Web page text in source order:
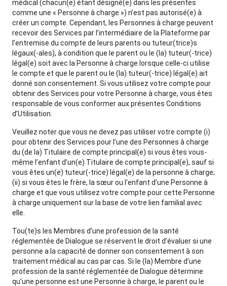
médical (chacun(e) étant désigné(e) dans les présentes
comme une « Personne à charge ») n’est pas autorisé(e) à
créer un compte. Cependant, les Personnes à charge peuvent
recevoir des Services par l’intermédiaire de la Plateforme par
l’entremise du compte de leurs parents ou tuteur(trice)s
légaux(-ales), à condition que le parent ou le (la) tuteur(-trice)
légal(e) soit avec la Personne à charge lorsque celle-ci utilise
le compte et que le parent ou le (la) tuteur(-trice) légal(e) ait
donné son consentement. Si vous utilisez votre compte pour
obtenir des Services pour votre Personne à charge, vous êtes
responsable de vous conformer aux présentes Conditions
d’Utilisation.
Veuillez noter que vous ne devez pas utiliser votre compte (i)
pour obtenir des Services pour l’une des Personnes à charge
du (de la) Titulaire de compte principal(e) si vous êtes vous-
même l’enfant d’un(e) Titulaire de compte principal(e), sauf si
vous êtes un(e) tuteur(-trice) légal(e) de la personne à charge;
(ii) si vous êtes le frère, la sœur ou l’enfant d’une Personne à
charge et que vous utilisez votre compte pour cette Personne
à charge uniquement sur la base de votre lien familial avec
elle.
Tou(te)s les Membres d’une profession de la santé
réglementée de Dialogue se réservent le droit d’évaluer si une
personne a la capacité de donner son consentement à son
traitement médical au cas par cas. Si le (la) Membre d’une
profession de la santé réglementée de Dialogue détermine
qu’une personne est une Personne à charge, le parent ou le